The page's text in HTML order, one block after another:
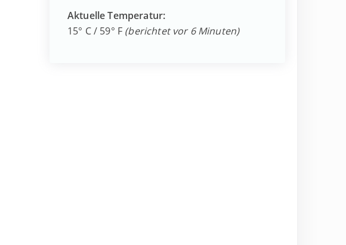
Aktuelle Temperatur:
15° C / 59° F (berichtet vor 6 Minuten)